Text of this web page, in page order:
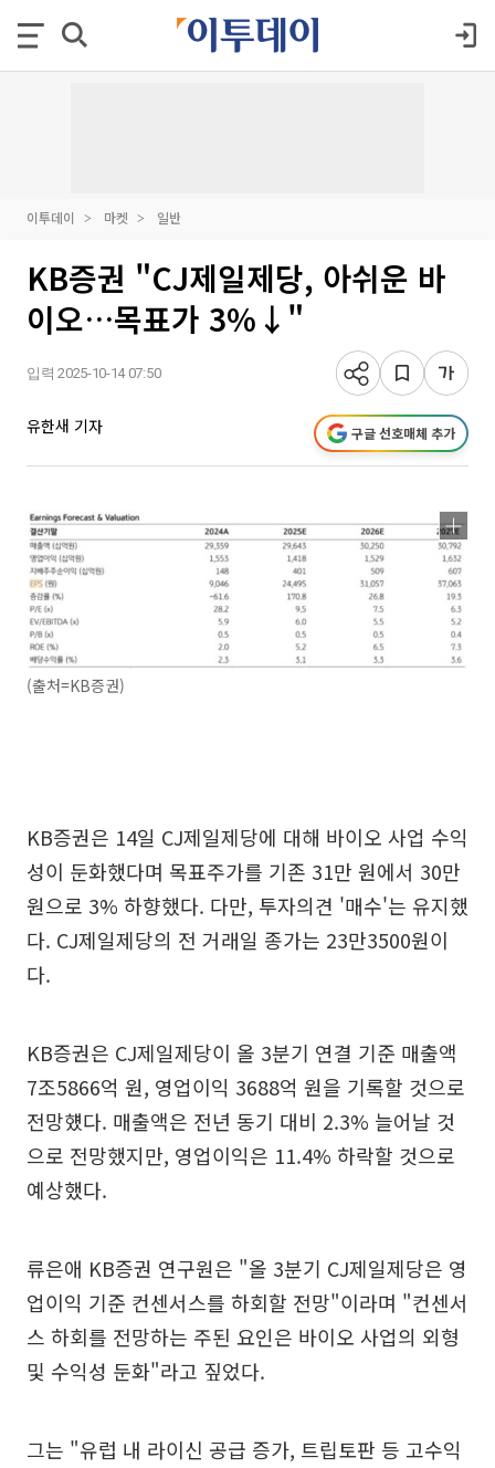
이투데이 마켓 일반
KB증권 "CJ제일제당, 아쉬운 바
이오…목표가 3%↓"
입력 2025-10-14 07:50
유한새 기자 구글 선호매체 추가
(출처=KB증권)
KB증권은 14일 CJ제일제당에 대해 바이오 사업 수익
성이 둔화했다며 목표주가를 기존 31만 원에서 30만
원으로 3% 하향했다. 다만, 투자의견 '매수'는 유지했
다. CJ제일제당의 전 거래일 종가는 23만3500원이
다.
KB증권은 CJ제일제당이 올 3분기 연결 기준 매출액
7조5866억 원, 영업이익 3688억 원을 기록할 것으로
전망헀다. 매출액은 전년 동기 대비 2.3% 늘어날 것
으로 전망했지만, 영업이익은 11.4% 하락할 것으로
예상했다.
류은애 KB증권 연구원은 "올 3분기 CJ제일제당은 영
업이익 기준 컨센서스를 하회할 전망"이라며 "컨센서
스 하회를 전망하는 주된 요인은 바이오 사업의 외형
및 수익성 둔화"라고 짚었다.
그는 "유럽 내 라이신 공급 증가, 트립토판 등 고수익